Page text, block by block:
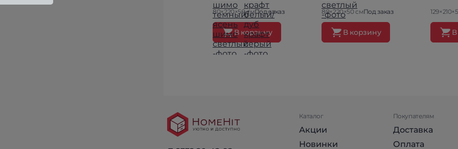
80×220×50 смПод заказ
В корзину
80×220×50 смПод заказ
В корзину
Каталог
Акции
Новинки
Покупателям
Доставка
Оплата